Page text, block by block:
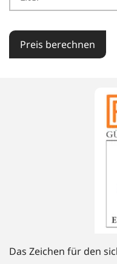
Preis berechnen
Das Zeichen für den